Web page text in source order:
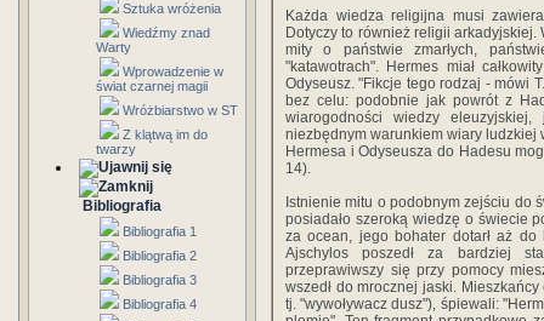
Sztuka wróżenia
Wiedźmy znad
Warty
Wprowadzenie w
świat czarnej magii
Wróżbiarstwo w ST
Z klątwą im do
twarzy
Bibliografia
Bibliografia 1
Bibliografia 2
Bibliografia 3
Bibliografia 4
Każda wiedza religijna musi
Dotyczy to również religii
mity o państwie zmarłych,
"katawotrach". Hermes miał
Odyseusz. "Fikcje tego rodzaj - mówi
bez celu: podobnie jak powrót z
wiarogodności wiedzy
niezbędnym warunkiem wiary ludzkiej
Hermesa i Odyseusza do Hadesu
14).
Istnienie mitu o podobnym zejściu do
posiadało szeroką wiedzę o świecie
za ocean, jego bohater dotarł aż do
Ajschylos poszedł za bardziej
przeprawiwszy się przy pomocy
wszedł do mrocznej jaski.
tj. "wywoływacz dusz"), śpiewali: